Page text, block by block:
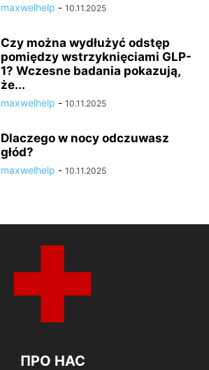
maxwelhelp - 10.11.2025
Czy można wydłużyć odstęp
pomiędzy wstrzyknięciami GLP-
1? Wczesne badania pokazują,
że...
maxwelhelp - 10.11.2025
Dlaczego w nocy odczuwasz
głód?
maxwelhelp - 10.11.2025
ПРО НАС